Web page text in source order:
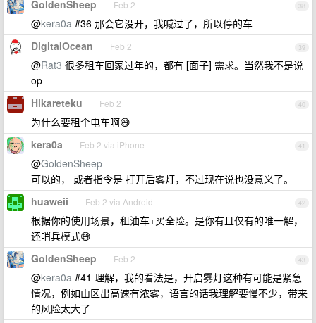
38
GoldenSheep Feb 2
@kera0a #36 那会它没开，我喊过了，所以停的车
39
DigitaIOcean Feb 2
@Rat3 很多租车回家过年的，都有 [面子] 需求。当然我不是说
op
40
Hikareteku Feb 2
为什么要租个电车啊😅
41
kera0a Feb 2 via iPhone
@GoldenSheep
可以的， 或者指令是 打开后雾灯，不过现在说也没意义了。
42
huaweii Feb 2 via Android
根据你的使用场景，租油车+买全险。是你有且仅有的唯一解，
还哨兵模式😅
43
GoldenSheep Feb 2
@kera0a #41 理解，我的看法是，开启雾灯这种有可能是紧急
情况，例如山区出高速有浓雾，语言的话我理解要慢不少，带来
的风险太大了